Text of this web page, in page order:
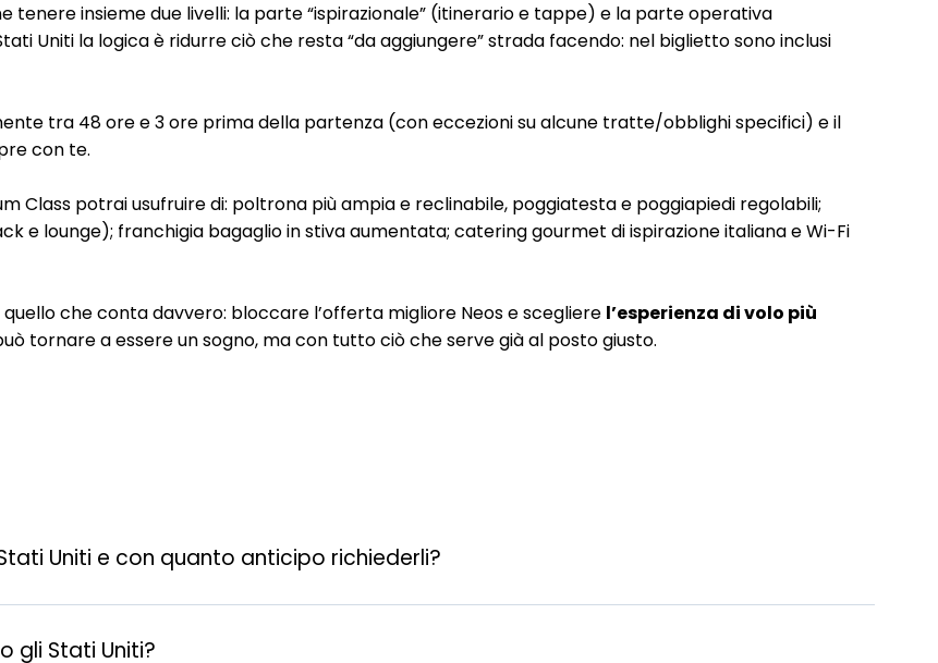
tenere insieme due livelli: la parte “ispirazionale” (itinerario e tappe) e la parte operativa
Uniti la logica è ridurre ciò che resta “da aggiungere” strada facendo: nel biglietto sono inclusi
tra 48 ore e 3 ore prima della partenza (con eccezioni su alcune tratte/obblighi specifici) e il
con te.
Class potrai usufruire di: poltrona più ampia e reclinabile, poggiatesta e poggiapiedi regolabili;
e lounge); franchigia bagaglio in stiva aumentata; catering gourmet di ispirazione italiana e Wi-Fi
che conta davvero: bloccare l’offerta migliore Neos e scegliere l’esperienza di volo più
tornare a essere un sogno, ma con tutto ciò che serve già al posto giusto.
Uniti e con quanto anticipo richiederli?
gli Stati Uniti?